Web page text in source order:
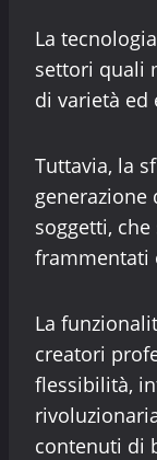
La
settori quali
di varietà ed
Tuttavia, la
soggetti,
frammentati
La
creatori
flessibilità,
contenuti di